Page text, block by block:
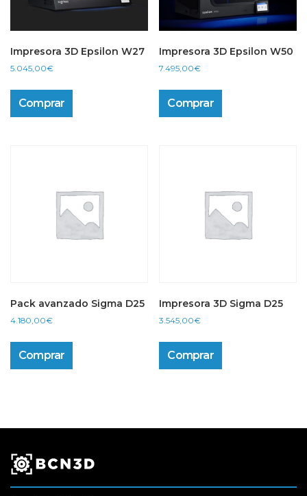
Impresora 3D Epsilon W27
5.045,00€
Comprar
Impresora 3D Epsilon W50
7.495,00€
Comprar
Pack avanzado Sigma D25
4.180,00€
Comprar
Impresora 3D Sigma D25
3.545,00€
Comprar